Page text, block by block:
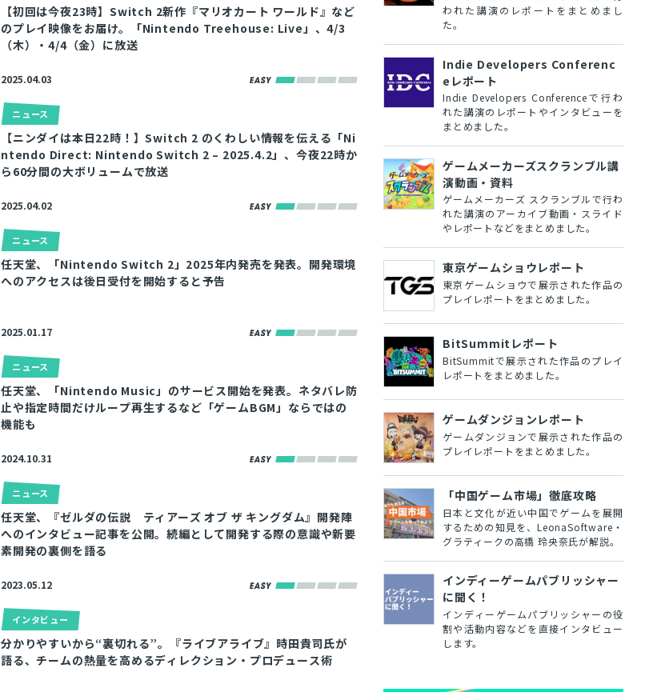
【初回は今夜23時】Switch 2新作『マリオカート ワールド』など
のプレイ映像をお届け。「Nintendo Treehouse: Live」、4/3
（木）・4/4（金）に放送
2025.04.03
ニュース
【ニンダイは本日22時！】Switch 2 のくわしい情報を伝える「Ni
ntendo Direct: Nintendo Switch 2 – 2025.4.2」、今夜22時か
ら60分間の大ボリュームで放送
2025.04.02
ニュース
任天堂、「Nintendo Switch 2」2025年内発売を発表。開発環境
へのアクセスは後日受付を開始すると予告
2025.01.17
ニュース
任天堂、「Nintendo Music」のサービス開始を発表。ネタバレ防
止や指定時間だけループ再生するなど「ゲームBGM」ならではの
機能も
2024.10.31
ニュース
任天堂、『ゼルダの伝説 ティアーズ オブ ザ キングダム』開発陣
へのインタビュー記事を公開。続編として開発する際の意識や新要
素開発の裏側を語る
2023.05.12
インタビュー
分かりやすいから“裏切れる”。『ライブアライブ』時田貴司氏が
語る、チームの熱量を高めるディレクション・プロデュース術
われた講演のレポートをまとめまし
た。
Indie Developers Conferenc
eレポート
Indie Developers Conferenceで行わ
れた講演のレポートやインタビューを
まとめました。
ゲームメーカーズスクランブル講
演動画・資料
ゲームメーカーズ スクランブルで行わ
れた講演のアーカイブ動画・スライド
やレポートなどをまとめました。
東京ゲームショウレポート
東京ゲームショウで展示された作品の
プレイレポートをまとめました。
BitSummitレポート
BitSummitで展示された作品のプレイ
レポートをまとめました。
ゲームダンジョンレポート
ゲームダンジョンで展示された作品の
プレイレポートをまとめました。
「中国ゲーム市場」徹底攻略
日本と文化が近い中国でゲームを展開
するための知見を、LeonaSoftware・
グラティークの高橋 玲央奈氏が解説。
インディーゲームパブリッシャー
に聞く！
インディーゲームパブリッシャーの役
割や活動内容などを直接インタビュー
します。